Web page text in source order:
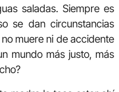
saladas. Siempre es
se dan circunstancias
muere ni de accidente
mundo más justo, más